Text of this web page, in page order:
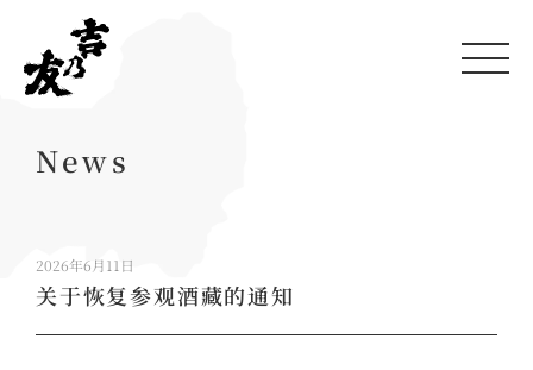
News
2026年6月11日
关于恢复参观酒藏的通知